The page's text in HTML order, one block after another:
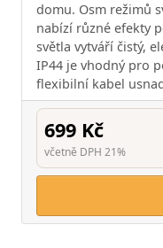
domu. Osm režimů
nabízí různé efekty
světla vytváří čistý,
IP44 je vhodný pro
flexibilní kabel
699 Kč
včetně DPH 21%